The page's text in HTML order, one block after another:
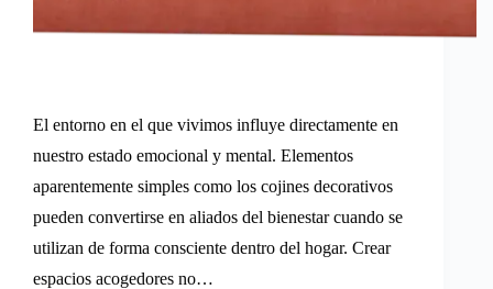
El entorno en el que vivimos influye directamente en
nuestro estado emocional y mental. Elementos
aparentemente simples como los cojines decorativos
pueden convertirse en aliados del bienestar cuando se
utilizan de forma consciente dentro del hogar. Crear
espacios acogedores no…